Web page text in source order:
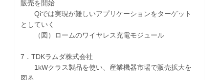
販売を開始
Qiでは実現が難しいアプリケーションをターゲット
としていく
（図）ロームのワイヤレス充電モジュール
7．TDKラムダ株式会社
1kWクラス製品を使い、産業機器市場で販売拡大を
図る